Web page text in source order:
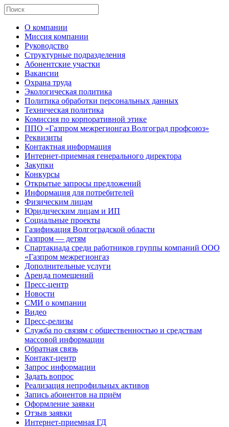
О компании
Миссия компании
Руководство
Структурные подразделения
Абонентские участки
Вакансии
Охрана труда
Экологическая политика
Политика обработки персональных данных
Техническая политика
Комиссия по корпоративной этике
ППО «Газпром межрегионгаз Волгоград профсоюз»
Реквизиты
Контактная информация
Интернет-приемная генерального директора
Закупки
Конкурсы
Открытые запросы предложений
Информация для потребителей
Физическим лицам
Юридическим лицам и ИП
Социальные проекты
Газификация Волгоградской области
Газпром — детям
Спартакиада среди работников группы компаний ООО
«Газпром межрегионгаз
Дополнительные услуги
Аренда помещений
Пресс-центр
Новости
СМИ о компании
Видео
Пресс-релизы
Служба по связям с общественностью и средствам
массовой информации
Обратная связь
Контакт-центр
Запрос информации
Задать вопрос
Реализация непрофильных активов
Запись абонентов на приём
Оформление заявки
Отзыв заявки
Интернет-приемная ГД